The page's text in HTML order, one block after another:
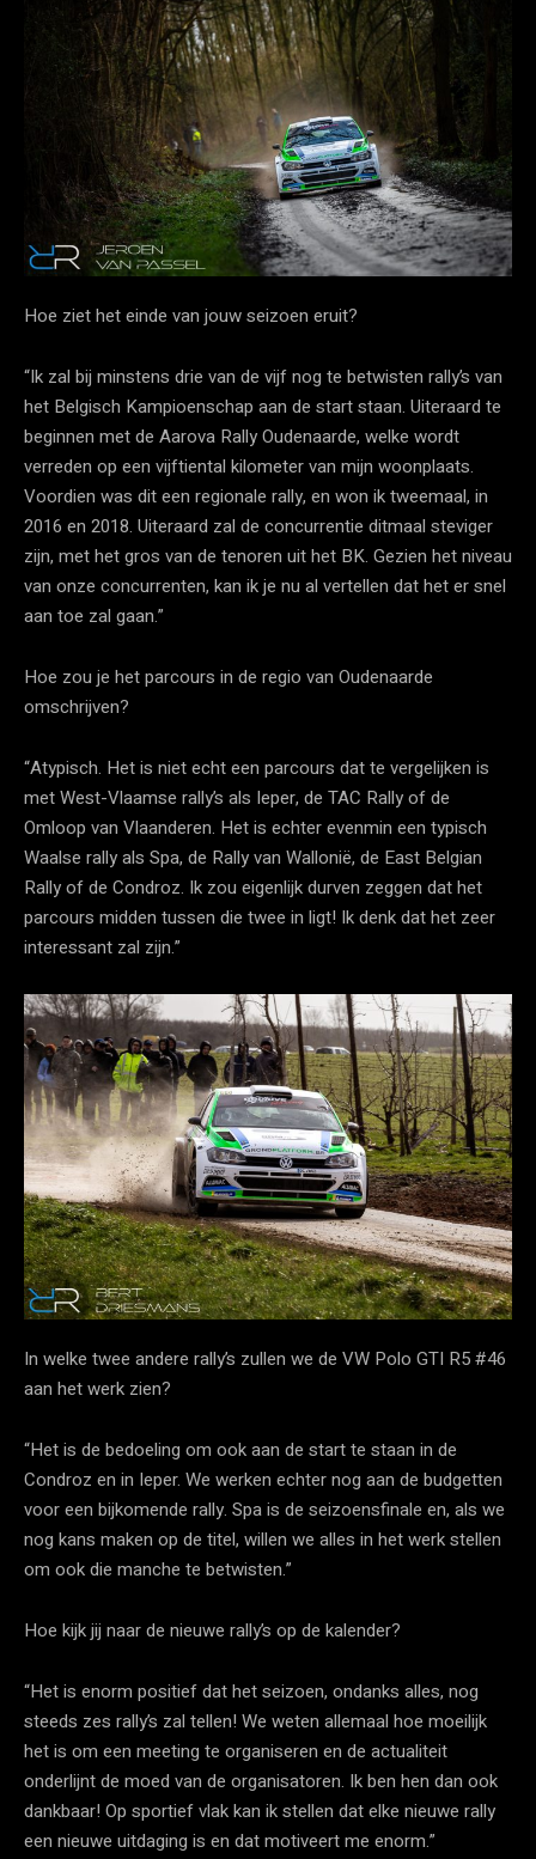
Hoe ziet het einde van jouw seizoen eruit?
“Ik zal bij minstens drie van de vijf nog te betwisten rally’s van
het Belgisch Kampioenschap aan de start staan. Uiteraard te
beginnen met de Aarova Rally Oudenaarde, welke wordt
verreden op een vijftiental kilometer van mijn woonplaats.
Voordien was dit een regionale rally, en won ik tweemaal, in
2016 en 2018. Uiteraard zal de concurrentie ditmaal steviger
zijn, met het gros van de tenoren uit het BK. Gezien het niveau
van onze concurrenten, kan ik je nu al vertellen dat het er snel
aan toe zal gaan.”
Hoe zou je het parcours in de regio van Oudenaarde
omschrijven?
“Atypisch. Het is niet echt een parcours dat te vergelijken is
met West-Vlaamse rally’s als Ieper, de TAC Rally of de
Omloop van Vlaanderen. Het is echter evenmin een typisch
Waalse rally als Spa, de Rally van Wallonië, de East Belgian
Rally of de Condroz. Ik zou eigenlijk durven zeggen dat het
parcours midden tussen die twee in ligt! Ik denk dat het zeer
interessant zal zijn.”
In welke twee andere rally’s zullen we de VW Polo GTI R5 #46
aan het werk zien?
“Het is de bedoeling om ook aan de start te staan in de
Condroz en in Ieper. We werken echter nog aan de budgetten
voor een bijkomende rally. Spa is de seizoensfinale en, als we
nog kans maken op de titel, willen we alles in het werk stellen
om ook die manche te betwisten.”
Hoe kijk jij naar de nieuwe rally’s op de kalender?
“Het is enorm positief dat het seizoen, ondanks alles, nog
steeds zes rally’s zal tellen! We weten allemaal hoe moeilijk
het is om een meeting te organiseren en de actualiteit
onderlijnt de moed van de organisatoren. Ik ben hen dan ook
dankbaar! Op sportief vlak kan ik stellen dat elke nieuwe rally
een nieuwe uitdaging is en dat motiveert me enorm.”